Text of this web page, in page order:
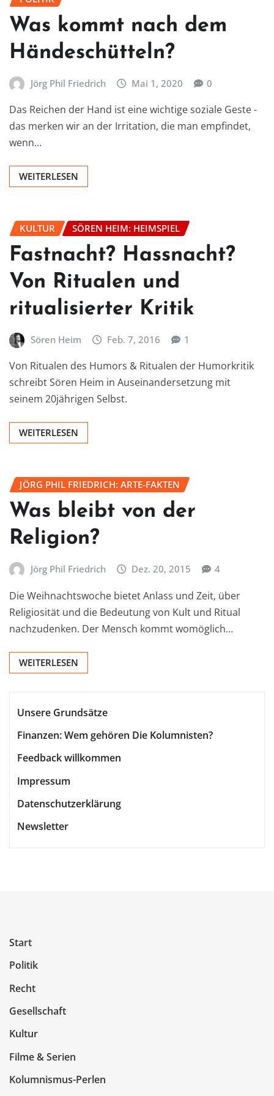
Was kommt nach dem
Händeschütteln?
Jörg Phil Friedrich Mai 1, 2020 0
Das Reichen der Hand ist eine wichtige soziale Geste -
das merken wir an der Irritation, die man empfindet,
wenn…
WEITERLESEN
KULTUR SÖREN HEIM: HEIMSPIEL
Fastnacht? Hassnacht?
Von Ritualen und
ritualisierter Kritik
Sören Heim Feb. 7, 2016 1
Von Ritualen des Humors & Ritualen der Humorkritik
schreibt Sören Heim in Auseinandersetzung mit
seinem 20jährigen Selbst.
WEITERLESEN
JÖRG PHIL FRIEDRICH: ARTE-FAKTEN
Was bleibt von der
Religion?
Jörg Phil Friedrich Dez. 20, 2015 4
Die Weihnachtswoche bietet Anlass und Zeit, über
Religiosität und die Bedeutung von Kult und Ritual
nachzudenken. Der Mensch kommt womöglich…
WEITERLESEN
Unsere Grundsätze
Finanzen: Wem gehören Die Kolumnisten?
Feedback willkommen
Impressum
Datenschutzerklärung
Newsletter
Start
Politik
Recht
Gesellschaft
Kultur
Filme & Serien
Kolumnismus-Perlen